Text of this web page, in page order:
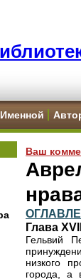
Ваш
Глава
Гельвий
низкого
города, а